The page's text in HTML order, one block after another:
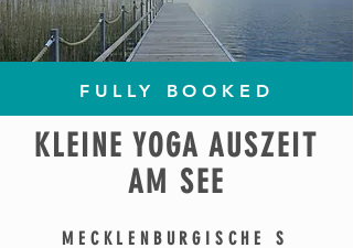
FULLY BOOKED
KLEINE YOGA AUSZEIT
AM SEE
MECKLENBURGISCHE
S